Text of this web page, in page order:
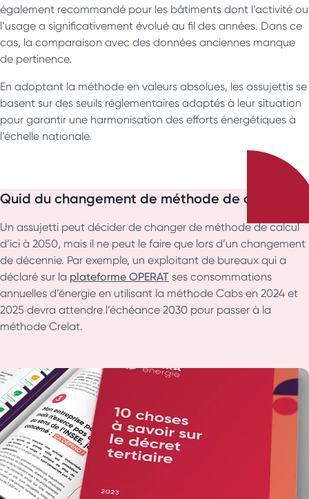
également recommandé pour les bâtiments dont l’activité ou
l’usage a significativement évolué au fil des années. Dans ce
cas, la comparaison avec des données anciennes manque
de pertinence.
En adoptant la méthode en valeurs absolues, les assujettis se
basent sur des seuils réglementaires adaptés à leur situation
pour garantir une harmonisation des efforts énergétiques à
l’échelle nationale.
Quid du changement de méthode de calcul
Un assujetti peut décider de changer de méthode de calcul
d’ici à 2050, mais il ne peut le faire que lors d’un changement
de décennie. Par exemple, un exploitant de bureaux qui a
déclaré sur la plateforme OPERAT ses consommations
annuelles d’énergie en utilisant la méthode Cabs en 2024 et
2025 devra attendre l’échéance 2030 pour passer à la
méthode Crelat.